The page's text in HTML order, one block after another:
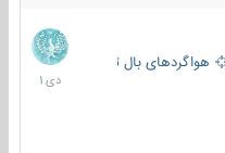
هواگردهای بال ثابت
12
دی
1401